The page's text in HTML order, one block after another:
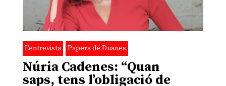
L'entrevista Papers de Duanes
Núria Cadenes: “Quan
saps, tens l’obligació de